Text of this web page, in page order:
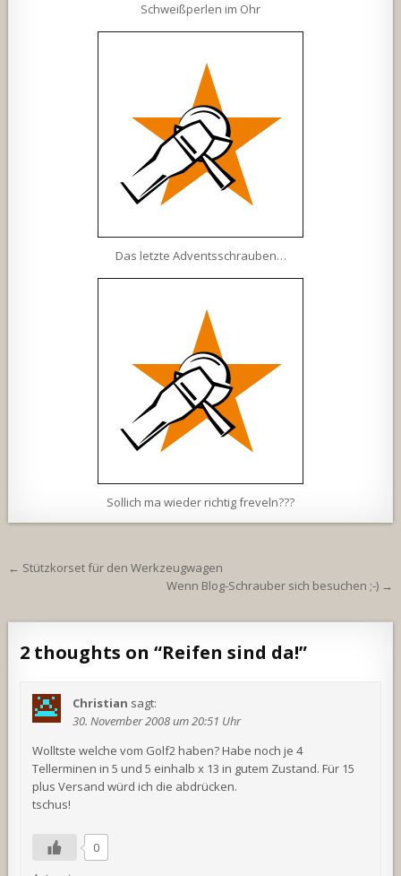
Schweißperlen im Ohr
Das letzte Adventsschrauben…
Sollich ma wieder richtig freveln???
Beitragsnavigation
← Stützkorset für den Werkzeugwagen
Wenn Blog-Schrauber sich besuchen ;-) →
2 thoughts on “Reifen sind da!”
Christian sagt:
30. November 2008 um 20:51 Uhr
Wolltste welche vom Golf2 haben? Habe noch je 4
Tellerminen in 5 und 5 einhalb x 13 in gutem Zustand. Für 15
plus Versand würd ich die abdrücken.
tschus!
0